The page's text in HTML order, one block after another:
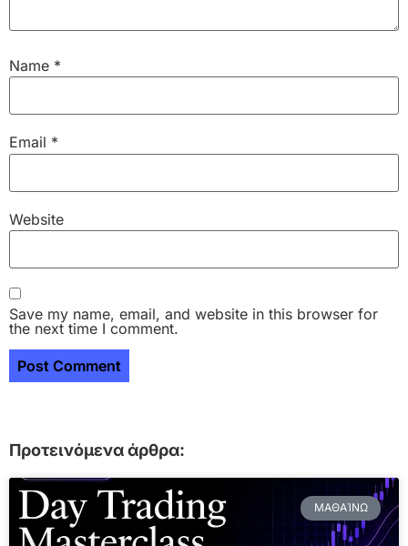
Name *
Email *
Website
Save my name, email, and website in this browser for
the next time I comment.
Προτεινόμενα άρθρα:
ΜΑΘΑΊΝΩ